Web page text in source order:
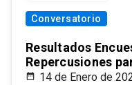
Conversatorio
Resultados
Repercusiones
14 de Enero de